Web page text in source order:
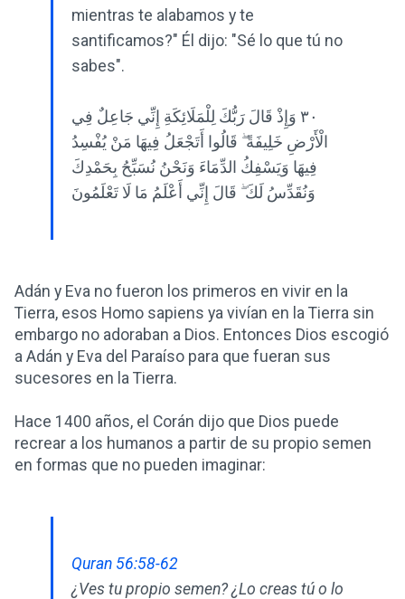
mientras te alabamos y te
santificamos?" Él dijo: "Sé lo que tú no
sabes".
٣٠ وَإِذْ قَالَ رَبُّكَ لِلْمَلَائِكَةِ إِنِّي جَاعِلٌ فِي
الْأَرْضِ خَلِيفَةً ۖ قَالُوا أَتَجْعَلُ فِيهَا مَنْ يُفْسِدُ
فِيهَا وَيَسْفِكُ الدِّمَاءَ وَنَحْنُ نُسَبِّحُ بِحَمْدِكَ
وَنُقَدِّسُ لَكَ ۖ قَالَ إِنِّي أَعْلَمُ مَا لَا تَعْلَمُونَ
Adán y Eva no fueron los primeros en vivir en la
Tierra, esos Homo sapiens ya vivían en la Tierra sin
embargo no adoraban a Dios. Entonces Dios escogió
a Adán y Eva del Paraíso para que fueran sus
sucesores en la Tierra.
Hace 1400 años, el Corán dijo que Dios puede
recrear a los humanos a partir de su propio semen
en formas que no pueden imaginar:
Quran 56:58-62
¿Ves tu propio semen? ¿Lo creas tú o lo